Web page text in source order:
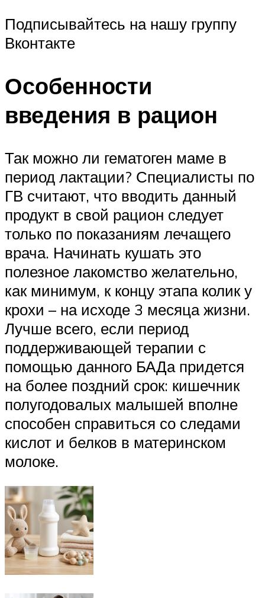
Подписывайтесь на нашу группу
Вконтакте
Особенности
введения в рацион
Так можно ли гематоген маме в
период лактации? Специалисты по
ГВ считают, что вводить данный
продукт в свой рацион следует
только по показаниям лечащего
врача. Начинать кушать это
полезное лакомство желательно,
как минимум, к концу этапа колик у
крохи – на исходе 3 месяца жизни.
Лучше всего, если период
поддерживающей терапии с
помощью данного БАДа придется
на более поздний срок: кишечник
полугодовалых малышей вполне
способен справиться со следами
кислот и белков в материнском
молоке.